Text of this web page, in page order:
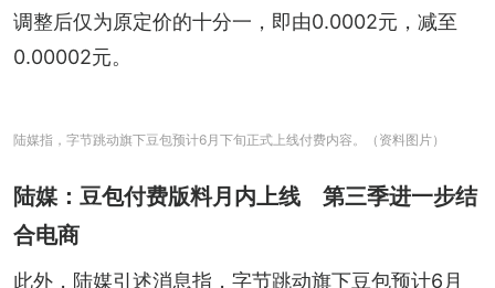
调整后仅为原定价的十分一，即由0.0002元，减至
0.00002元。
陆媒指，字节跳动旗下豆包预计6月下旬正式上线付费内容。（资料图片）
陆媒：豆包付费版料月内上线 第三季进一步结
合电商
此外，陆媒引述消息指，字节跳动旗下豆包预计6月